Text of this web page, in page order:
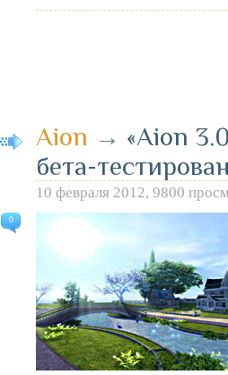
0
Aion → «Aion
бета-
10 февраля 2012, 9800